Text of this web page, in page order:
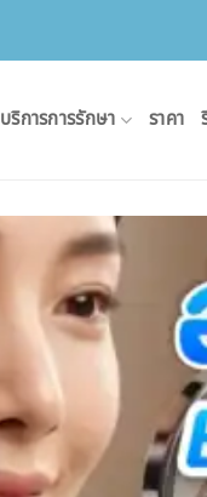
บริการการรักษา ราคา